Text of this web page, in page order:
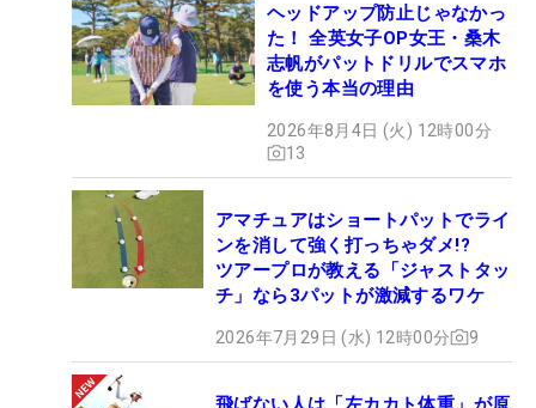
ヘッドアップ防止じゃなかっ
た！ 全英女子OP女王・桑木
志帆がパットドリルでスマホ
を使う本当の理由
2026年8月4日 (火) 12時00分
13
アマチュアはショートパットでライ
ンを消して強く打っちゃダメ!?
ツアープロが教える「ジャストタッ
チ」なら3パットが激減するワケ
2026年7月29日 (水) 12時00分 9